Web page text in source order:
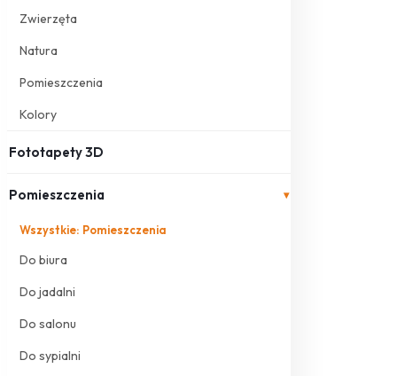
Zwierzęta
Natura
Pomieszczenia
Kolory
Fototapety 3D
Pomieszczenia ▾
Wszystkie: Pomieszczenia
Do biura
Do jadalni
Do salonu
Do sypialni